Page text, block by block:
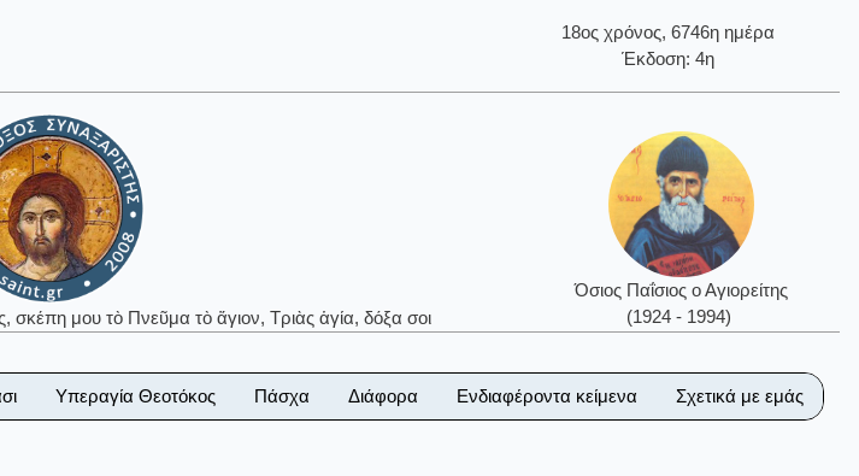
18ος χρόνος, 6746η ημέρα
Έκδοση: 4η
μου τὸ Πνεῦμα τὸ ἅγιον, Τριὰς ἁγία, δόξα σοι
Όσιος Παΐσιος ο Αγιορείτης
(1924 - 1994)
Υπεραγία Θεοτόκος Πάσχα Διάφορα Ενδιαφέροντα κείμενα Σχετικά με εμάς